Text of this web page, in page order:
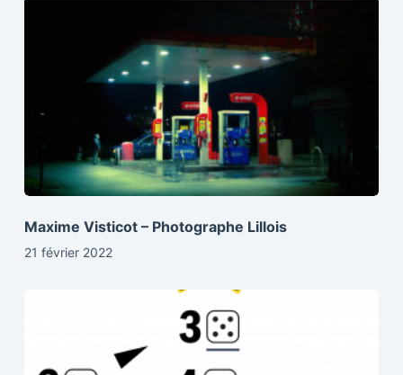
Maxime Visticot – Photographe Lillois
21 février 2022